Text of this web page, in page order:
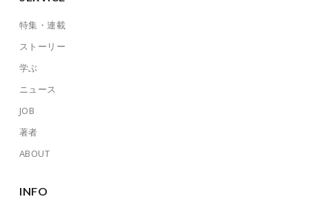
特集・連載
ストーリー
学ぶ
ニュース
JOB
著者
ABOUT
INFO